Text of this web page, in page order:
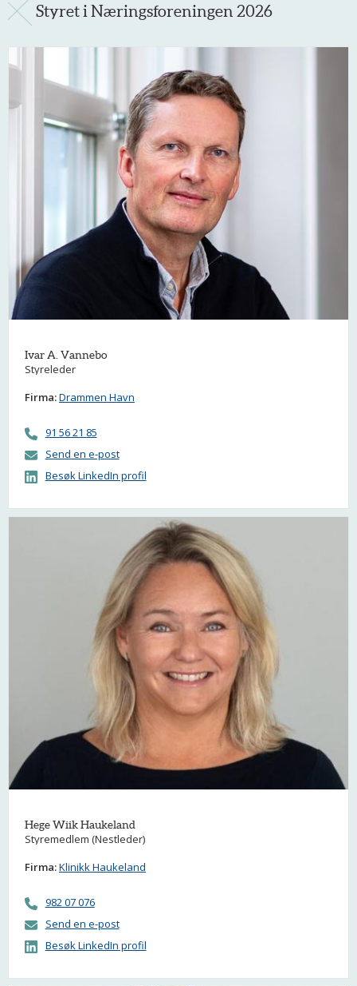
Styret i Næringsforeningen 2026
Ivar A. Vannebo
Styreleder
Firma:Drammen Havn
91 56 21 85
Send en e-post
Besøk LinkedIn profil
Hege Wiik Haukeland
Styremedlem (Nestleder)
Firma:Klinikk Haukeland
982 07 076
Send en e-post
Besøk LinkedIn profil